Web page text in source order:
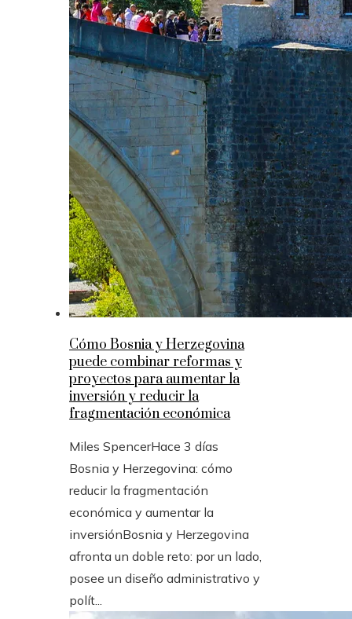
Cómo Bosnia y Herzegovina
puede combinar reformas y
proyectos para aumentar la
inversión y reducir la
fragmentación económica
Miles SpencerHace 3 días
Bosnia y Herzegovina: cómo
reducir la fragmentación
económica y aumentar la
inversiónBosnia y Herzegovina
afronta un doble reto: por un lado,
posee un diseño administrativo y
polít...